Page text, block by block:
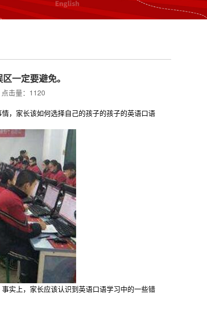
一定要避免。
击量：1120
，家长该如何选择自己的孩子的孩子的英语口语
实上，家长应该认识到英语口语学习中的一些错